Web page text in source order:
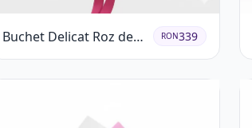
Buchet Delicat Roz de
primăvară
RON339